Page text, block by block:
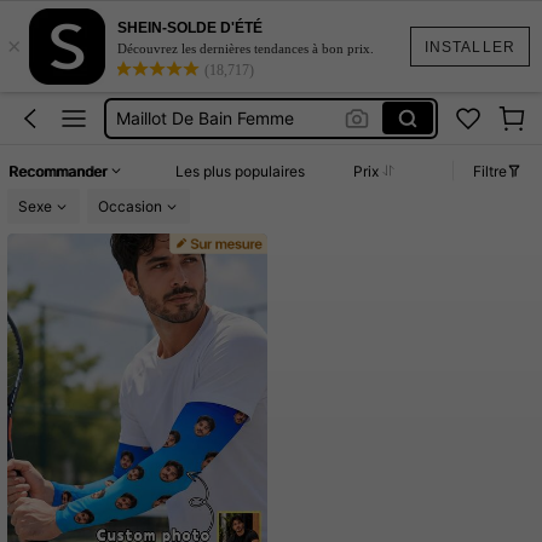
INSTALLER
×
SHEIN-SOLDE D'ÉTÉ
Découvrez les dernières tendances à bon prix.
(18,717)
Robe Femme été
Maillot De Bain Femme
Robe Femme été
Recommander Les plus populaires Prix
Filtre
Sexe
Occasion